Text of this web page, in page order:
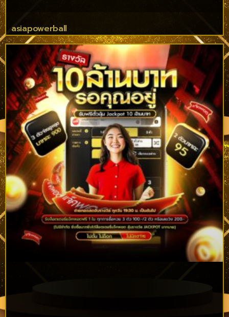
asiapowerball